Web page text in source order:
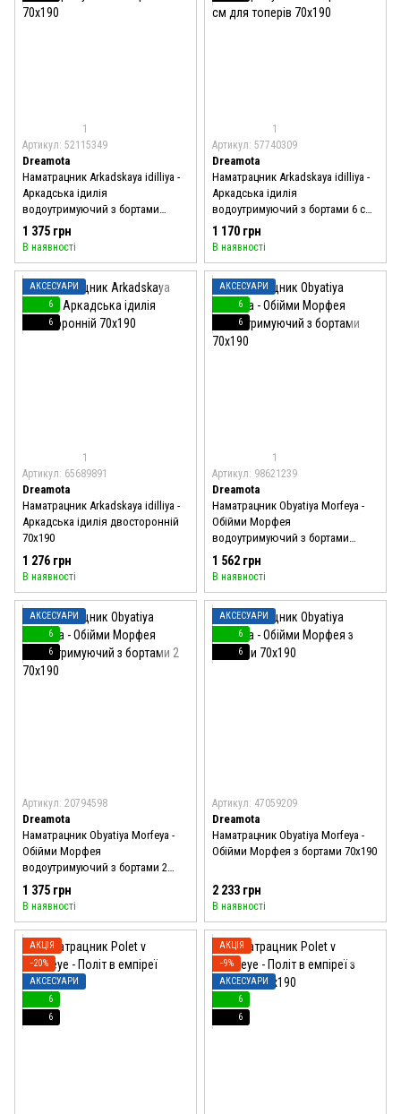
1
Артикул: 52115349
Dreamota
Наматрацник Arkadskaya idilliya -
Аркадська ідилія
водоутримуючий з бортами
70x190
1 375 грн
В наявності
1
Артикул: 57740309
Dreamota
Наматрацник Arkadskaya idilliya -
Аркадська ідилія
водоутримуючий з бортами 6 см
для топерів 70x190
1 170 грн
В наявності
АКСЕСУАРИ
6
6
1
Артикул: 65689891
Dreamota
Наматрацник Arkadskaya idilliya -
Аркадська ідилія двосторонній
70x190
1 276 грн
В наявності
АКСЕСУАРИ
6
6
1
Артикул: 98621239
Dreamota
Наматрацник Obyatiya Morfeya -
Обійми Морфея
водоутримуючий з бортами
70x190
1 562 грн
В наявності
АКСЕСУАРИ
6
6
Артикул: 20794598
Dreamota
Наматрацник Obyatiya Morfeya -
Обійми Морфея
водоутримуючий з бортами 2
70x190
1 375 грн
В наявності
АКСЕСУАРИ
6
6
Артикул: 47059209
Dreamota
Наматрацник Obyatiya Morfeya -
Обійми Морфея з бортами 70x190
2 233 грн
В наявності
АКЦІЯ
−20%
АКСЕСУАРИ
6
6
АКЦІЯ
−9%
АКСЕСУАРИ
6
6